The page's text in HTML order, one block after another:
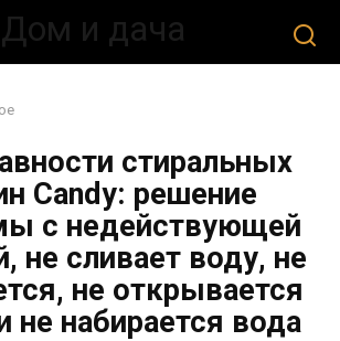
Дом и дача
стиральных
Candy: решение
с недействующей
не сливает воду, не
не открывается
не набирается вода